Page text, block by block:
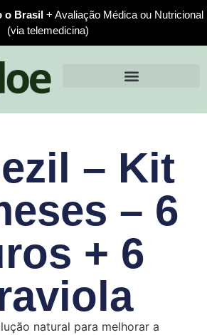
o Brasil+ Avaliação Médica ou Nutricional
(via telemedicina)
– Kit
– 6
+ 6
natural para melhorar a